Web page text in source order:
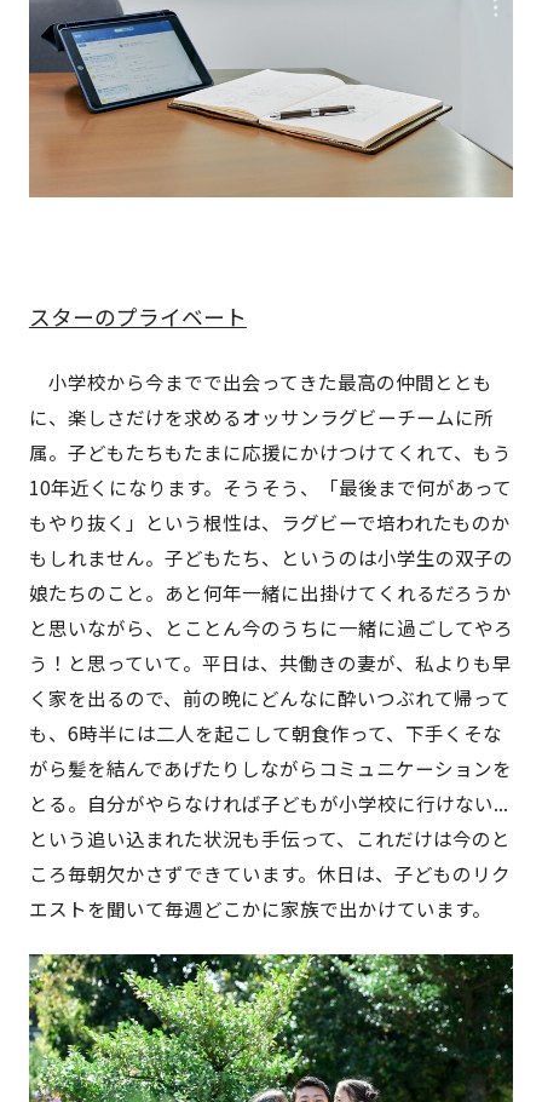
スターのプライベート
小学校から今までで出会ってきた最高の仲間ととも
に、楽しさだけを求めるオッサンラグビーチームに所
属。子どもたちもたまに応援にかけつけてくれて、もう
10年近くになります。そうそう、「最後まで何があって
もやり抜く」という根性は、ラグビーで培われたものか
もしれません。子どもたち、というのは小学生の双子の
娘たちのこと。あと何年一緒に出掛けてくれるだろうか
と思いながら、とことん今のうちに一緒に過ごしてやろ
う！と思っていて。平日は、共働きの妻が、私よりも早
く家を出るので、前の晩にどんなに酔いつぶれて帰って
も、6時半には二人を起こして朝食作って、下手くそな
がら髪を結んであげたりしながらコミュニケーションを
とる。自分がやらなければ子どもが小学校に行けない...
という追い込まれた状況も手伝って、これだけは今のと
ころ毎朝欠かさずできています。休日は、子どものリク
エストを聞いて毎週どこかに家族で出かけています。